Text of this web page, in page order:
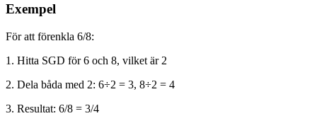
Exempel
För att förenkla 6/8:
1. Hitta SGD för 6 och 8, vilket är 2
2. Dela båda med 2: 6÷2 = 3, 8÷2 = 4
3. Resultat: 6/8 = 3/4